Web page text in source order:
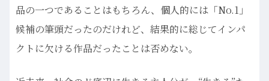
品の一つであることはもちろん、個人的には「No.1」
候補の筆頭だったのだけれど、結果的に総じてインパ
クトに欠ける作品だったことは否めない。